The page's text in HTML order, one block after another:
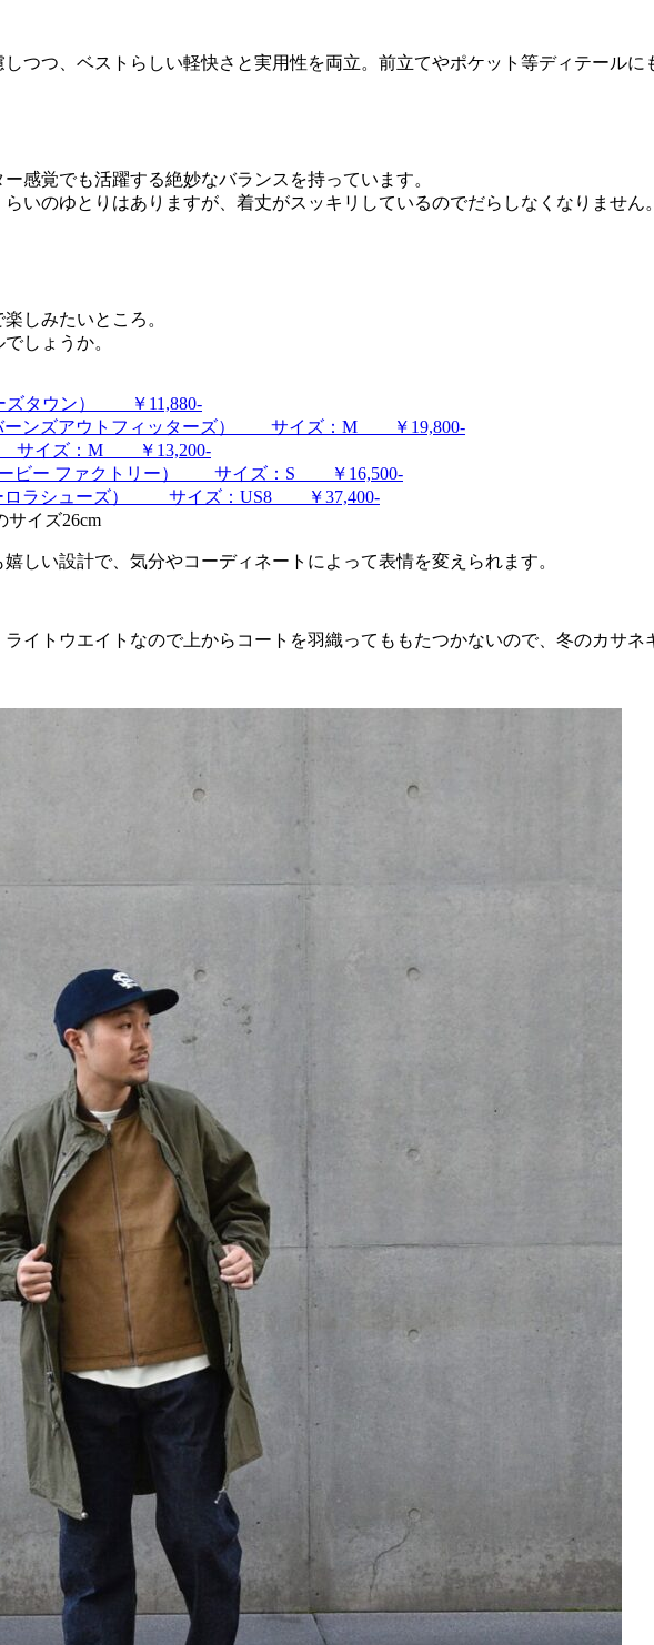
つつ、ベストらしい軽快さと実用性を両立。前立てやポケット等ディテールに
感覚でも活躍する絶妙なバランスを持っています。
いのゆとりはありますが、着丈がスッキリしているのでだらしなくなりません。
しみたいところ。
しょうか。
ズタウン） ￥11,880-
ーンズアウトフィッターズ） サイズ：M ￥19,800-
サイズ：M ￥13,200-
ービー ファクトリー） サイズ：S ￥16,500-
ーロラシューズ） サイズ：US8 ￥37,400-
イズ26cm
しい設計で、気分やコーディネートによって表情を変えられます。
イトウエイトなので上からコートを羽織ってももたつかないので、冬のカサネ